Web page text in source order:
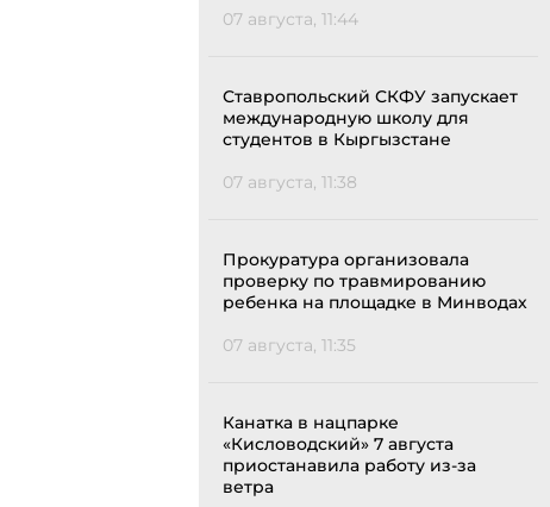
07 августа, 11:44
Ставропольский СКФУ запускает
международную школу для
студентов в Кыргызстане
07 августа, 11:38
Прокуратура организовала
проверку по травмированию
ребенка на площадке в Минводах
07 августа, 11:35
Канатка в нацпарке
«Кисловодский» 7 августа
приостанавила работу из-за
ветра